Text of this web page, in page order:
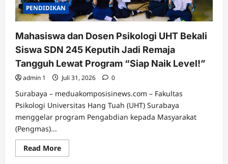
PENDIDIKAN
Mahasiswa dan Dosen Psikologi UHT Bekali
Siswa SDN 245 Keputih Jadi Remaja
Tangguh Lewat Program “Siap Naik Level!”
admin 1 Juli 31, 2026 0
Surabaya – meduakomposisinews.com – Fakultas
Psikologi Universitas Hang Tuah (UHT) Surabaya
menggelar program Pengabdian kepada Masyarakat
(Pengmas)...
Read MoreRead
more